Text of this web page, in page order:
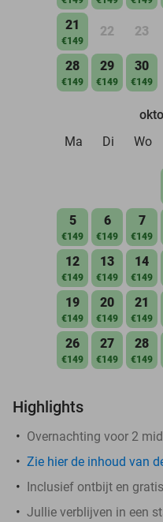
21
€149
22 23
28
€149
29
€149
30
€149
Ma
Di Wo
5
€149
6
€149
7
€149
12
€149
13
€149
14
€149
19
€149
20
€149
21
€149
26
€149
27
€149
28
€149
Highlights
Overnachting voor 2
Zie hier de inhoud van
Inclusief ontbijt en
Jullie verblijven in een